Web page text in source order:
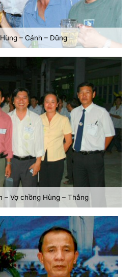
– Cảnh – Dũng
– Vợ chồng Hùng – Thắng